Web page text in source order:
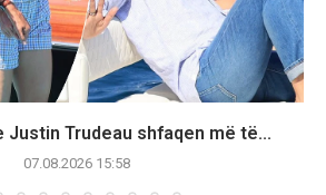
Justin Trudeau shfaqen më të...
07.08.2026 15:58